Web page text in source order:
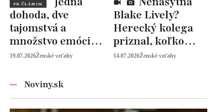
PR ČLÁNOK
dohoda, dve
tajomstvá a
množstvo emócií.
Mia Sheridan a
19.07.2026Ženské vzťahy
Blake Lively?
Herecký kolega
priznal, koľko
peňazí od neho
14.07.2026Ženské vzťahy
Noviny.sk